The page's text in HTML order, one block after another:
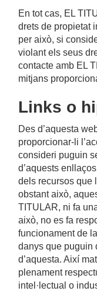
En tot cas, EL
drets de propietat
per això, si
violant els seus
contacte amb EL
mitjans
Links o
Des d’aquesta
proporcionar-li
consideri puguin
d’aquests
dels recursos que
obstant això,
TITULAR, ni fa
això, no es fa
funcionament de
danys que puguin
d’aquesta. Així
plenament
intel·lectual o